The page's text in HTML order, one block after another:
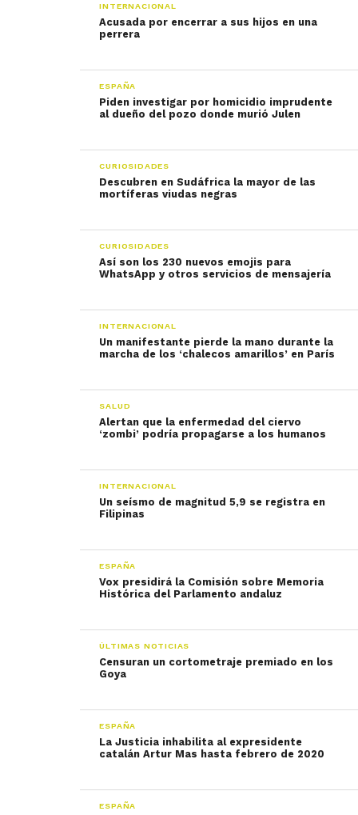
INTERNACIONAL
Acusada por encerrar a sus hijos en una
perrera
ESPAÑA
Piden investigar por homicidio imprudente
al dueño del pozo donde murió Julen
CURIOSIDADES
Descubren en Sudáfrica la mayor de las
mortíferas viudas negras
CURIOSIDADES
Así son los 230 nuevos emojis para
WhatsApp y otros servicios de mensajería
INTERNACIONAL
Un manifestante pierde la mano durante la
marcha de los ‘chalecos amarillos’ en París
SALUD
Alertan que la enfermedad del ciervo
‘zombi’ podría propagarse a los humanos
INTERNACIONAL
Un seísmo de magnitud 5,9 se registra en
Filipinas
ESPAÑA
Vox presidirá la Comisión sobre Memoria
Histórica del Parlamento andaluz
ÚLTIMAS NOTICIAS
Censuran un cortometraje premiado en los
Goya
ESPAÑA
La Justicia inhabilita al expresidente
catalán Artur Mas hasta febrero de 2020
ESPAÑA